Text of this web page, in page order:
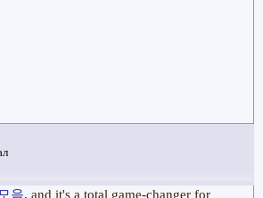
음, and it's a total game-changer for